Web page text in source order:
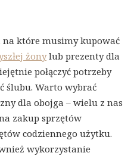
na które musimy kupować
żonylub prezenty dla
połączyć potrzeby
ślubu. Warto wybrać
dla obojga – wielu z nas
zakup sprzętów
codziennego użytku.
wykorzystanie